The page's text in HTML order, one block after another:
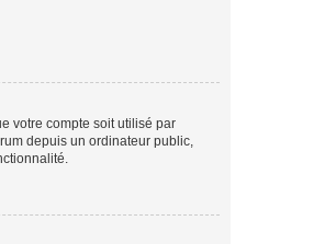
votre compte soit utilisé par
depuis un ordinateur public,